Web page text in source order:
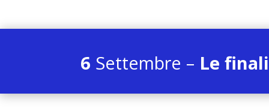
6 Settembre – Le